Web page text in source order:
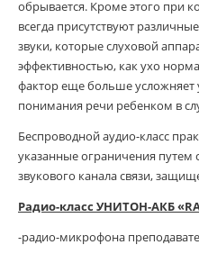
обрывается. Кроме этого при
всегда присутствуют
звуки, которые слуховой
эффективностью, как ухо
фактор еще больше усложняет
понимания речи ребенком в
Беспроводной аудио-класс
указанные ограничения путем
звукового канала связи,
Радио-класс УНИТОН-АКБ
-радио-микрофона